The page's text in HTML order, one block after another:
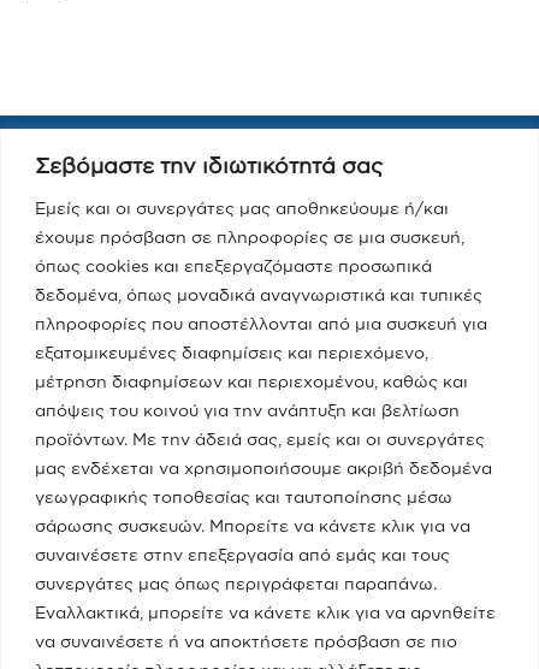
Σεβόμαστε την ιδιωτικότητά σας
Εμείς και οι συνεργάτες μας αποθηκεύουμε ή/και
έχουμε πρόσβαση σε πληροφορίες σε μια συσκευή,
όπως cookies και επεξεργαζόμαστε προσωπικά
δεδομένα, όπως μοναδικά αναγνωριστικά και τυπικές
πληροφορίες που αποστέλλονται από μια συσκευή για
εξατομικευμένες διαφημίσεις και περιεχόμενο,
μέτρηση διαφημίσεων και περιεχομένου, καθώς και
απόψεις του κοινού για την ανάπτυξη και βελτίωση
προϊόντων. Με την άδειά σας, εμείς και οι συνεργάτες
μας ενδέχεται να χρησιμοποιήσουμε ακριβή δεδομένα
γεωγραφικής τοποθεσίας και ταυτοποίησης μέσω
σάρωσης συσκευών. Μπορείτε να κάνετε κλικ για να
συναινέσετε στην επεξεργασία από εμάς και τους
συνεργάτες μας όπως περιγράφεται παραπάνω.
Εναλλακτικά, μπορείτε να κάνετε κλικ για να αρνηθείτε
να συναινέσετε ή να αποκτήσετε πρόσβαση σε πιο
Newsletter
Εγγραφείτε στο Newsletter για όλα τα τελευταία νέα